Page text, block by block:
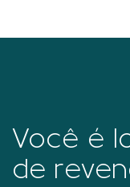
Você é
de